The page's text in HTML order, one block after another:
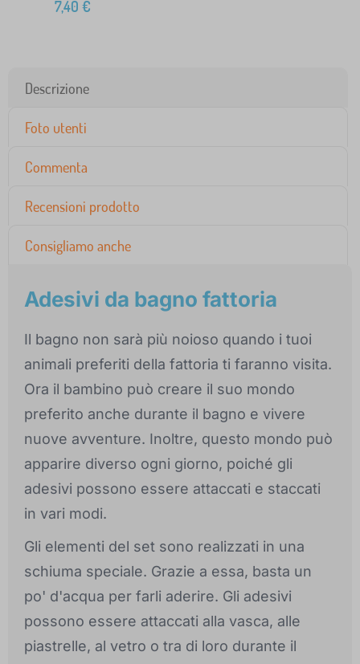
7,40 €
Descrizione
Foto utenti
Commenta
Recensioni prodotto
Consigliamo anche
Adesivi da bagno fattoria
Il bagno non sarà più noioso quando i tuoi
animali preferiti della fattoria ti faranno visita.
Ora il bambino può creare il suo mondo
preferito anche durante il bagno e vivere
nuove avventure. Inoltre, questo mondo può
apparire diverso ogni giorno, poiché gli
adesivi possono essere attaccati e staccati
in vari modi.
Gli elementi del set sono realizzati in una
schiuma speciale. Grazie a essa, basta un
po' d'acqua per farli aderire. Gli adesivi
possono essere attaccati alla vasca, alle
piastrelle, al vetro o tra di loro durante il